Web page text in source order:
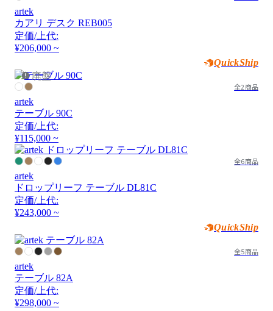
artek
カアリ デスク REB005
定価/上代:
¥206,000 ~
QuickShip
廃盤
全2商品
artek
テーブル 90C
定価/上代:
¥115,000 ~
全6商品
artek
ドロップリーフ テーブル DL81C
定価/上代:
¥243,000 ~
QuickShip
全5商品
artek
テーブル 82A
定価/上代:
¥298,000 ~